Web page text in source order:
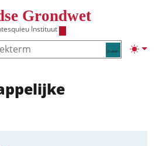
Grondwet
Instituut
Zoeken